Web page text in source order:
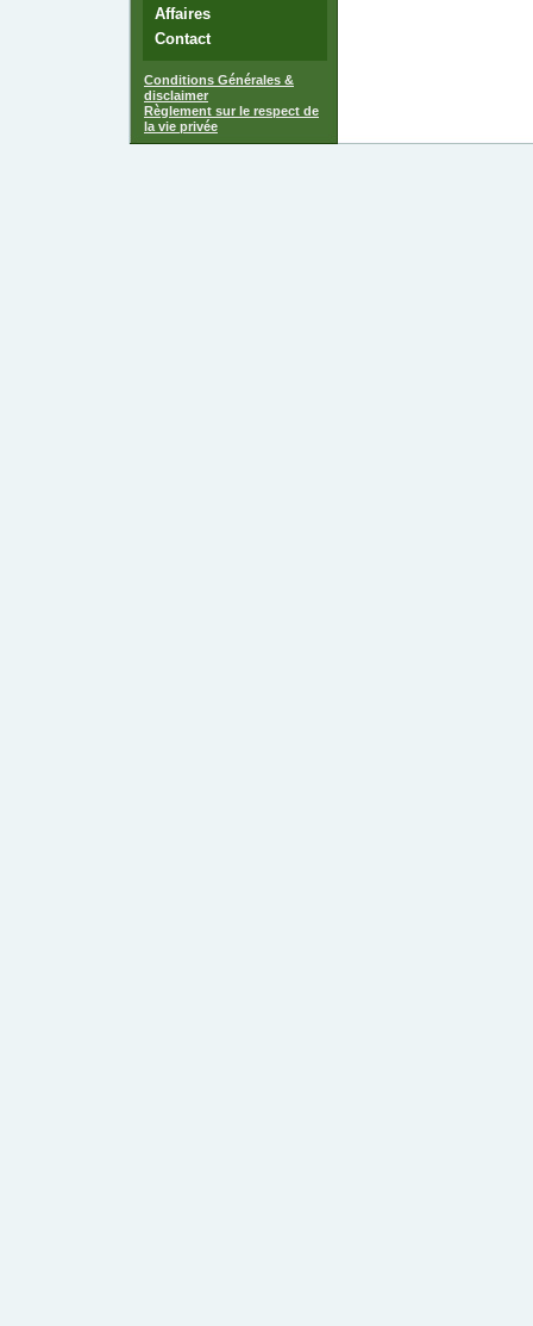
Affaires
Contact
Conditions Générales &
disclaimer
Règlement sur le respect de
la vie privée